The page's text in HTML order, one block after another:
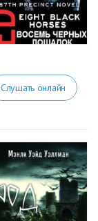
Слушать онлайн